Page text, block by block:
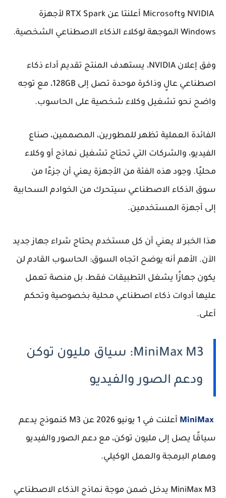
NVIDIA وMicrosoft أعلنتا عن RTX Spark لأجهزة
Windows الموجهة لوكلاء الذكاء الاصطناعي الشخصية.
وفق إعلان NVIDIA، يستهدف المنتج تقديم أداء ذكاء
اصطناعي عالٍ وذاكرة موحدة تصل إلى 128GB، مع توجه
واضح نحو تشغيل وكلاء شخصية على الحاسوب.
الفائدة العملية تظهر للمطورين، المصممين، صناع
الفيديو، والشركات التي تحتاج تشغيل نماذج أو وكلاء
محليًا. وجود هذه الفئة من الأجهزة يعني أن جزءًا من
سوق الذكاء الاصطناعي سيتحرك من الخوادم السحابية
إلى أجهزة المستخدمين.
هذا الخبر لا يعني أن كل مستخدم يحتاج شراء جهاز جديد
الآن. الأهم أنه يوضح اتجاه السوق: الحاسوب القادم لن
يكون جهازًا يشغل التطبيقات فقط، بل منصة تعمل
عليها أدوات ذكاء اصطناعي محلية بخصوصية وتحكم
أعلى.
MiniMax M3: سياق مليون توكن
ودعم الصور والفيديو
MiniMax
أعلنت في 1 يونيو 2026 عن M3 كنموذج يدعم
سياقًا يصل إلى مليون توكن، مع دعم الصور والفيديو
ومهام البرمجة والعمل الوكيلي.
MiniMax M3 يدخل ضمن موجة نماذج الذكاء الاصطناعي